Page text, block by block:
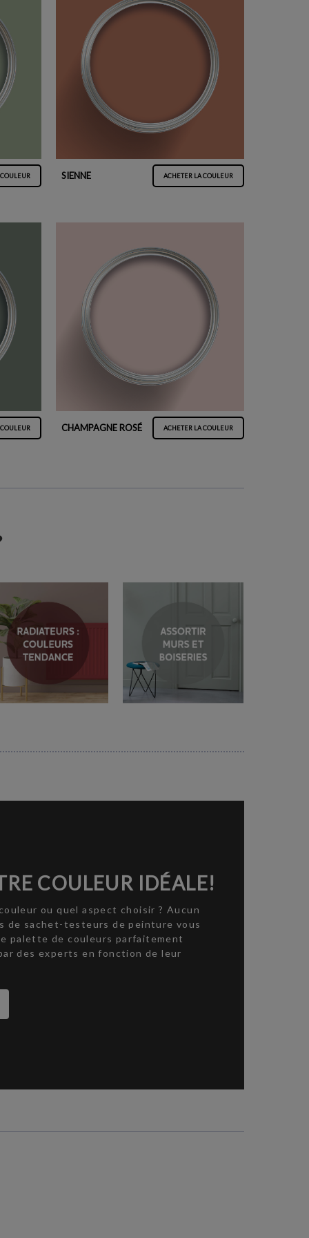
SIENNE ACHETER LA COULEUR
CHAMPAGNE ROSÉ ACHETER LA COULEUR
COULEUR IDÉALE!
ou quel aspect choisir ? Aucun
de sachet-testeurs de peinture vous
palette de couleurs parfaitement
des experts en fonction de leur